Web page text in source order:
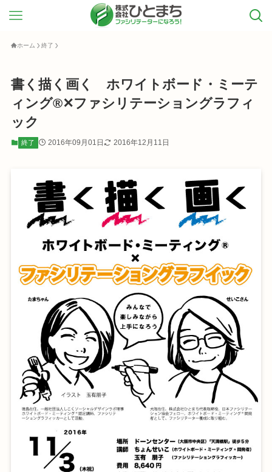
ホーム 終了
書く描く画く ホワイトボード・ミーテ
ィング®✕ファシリテーショングラフィ
ック
終了 2016年09月01日 2016年12月11日